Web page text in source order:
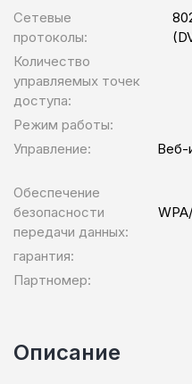
расписания
клиентских
программного
руководстве
необходимая для
программного
руководстве
Сетевые
протоколы:
Количество
управляемых точек
доступа:
Режим работы:
Управление:
Веб-
Обеспечение
безопасности
передачи данных:
гарантия:
Партномер:
Описание